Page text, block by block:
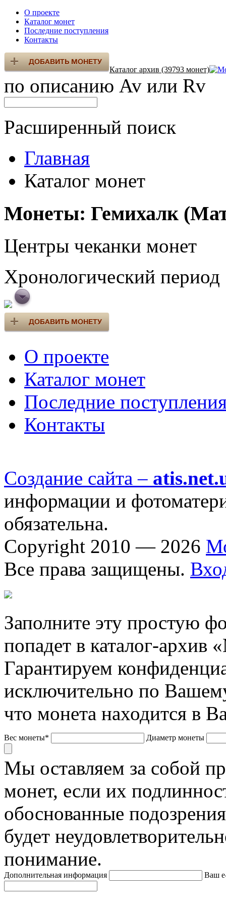
О проекте
Каталог монет
Последние поступления
Контакты
Каталог архив (39793 монет)
по описанию Av или Rv
Расширенный поиск
Главная
Каталог монет
Монеты: Гемихалк
Центры чеканки монет
Хронологический период
О проекте
Каталог монет
Последние
Контакты
Создание сайта –
информации и
обязательна.
Copyright 2010 — 2026
Все права защищены.
Заполните эту простую
попадет в каталог-архив
Гарантируем
исключительно по
что монета находится в
Вес монеты* Диаметр монеты
Мы оставляем за собой
монет, если их
обоснованные
будет
понимание.
Дополнительная информация Ваш